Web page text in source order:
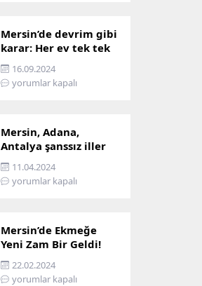
Mersin’de devrim gibi
karar: Her ev tek tek
incelenecek!
16.09.2024
yorumlar kapalı
Mersin, Adana,
Antalya şanssız iller
arasına girdi: İşte
sebebi…
11.04.2024
yorumlar kapalı
Mersin’de Ekmeğe
Yeni Zam Bir Geldi!
İşte Mersin’in Zamlı
Ekmek Fiyatı!
22.02.2024
yorumlar kapalı